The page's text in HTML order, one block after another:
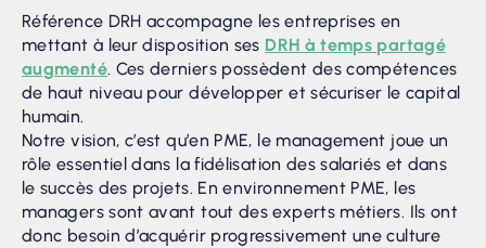
Référence DRH accompagne les entreprises en
mettant à leur disposition ses DRH à temps partagé
augmenté. Ces derniers possèdent des compétences
de haut niveau pour développer et sécuriser le capital
humain.
Notre vision, c’est qu’en PME, le management joue un
rôle essentiel dans la fidélisation des salariés et dans
le succès des projets. En environnement PME, les
managers sont avant tout des experts métiers. Ils ont
donc besoin d’acquérir progressivement une culture